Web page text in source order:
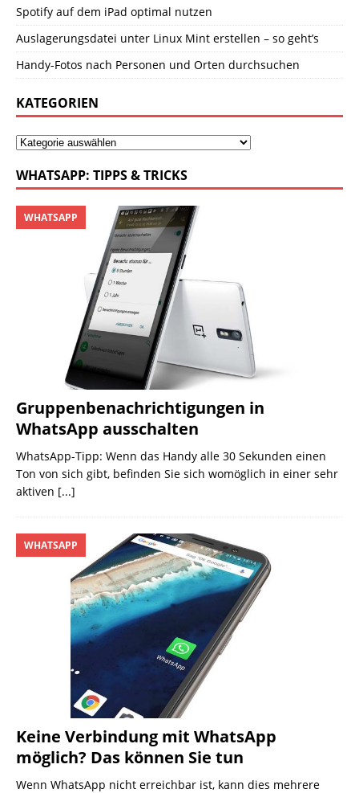
Spotify auf dem iPad optimal nutzen
Auslagerungsdatei unter Linux Mint erstellen – so geht’s
Handy-Fotos nach Personen und Orten durchsuchen
KATEGORIEN
WHATSAPP: TIPPS & TRICKS
Gruppenbenachrichtigungen in
WhatsApp ausschalten
WHATSAPP
WhatsApp-Tipp: Wenn das Handy alle 30 Sekunden einen
Ton von sich gibt, befinden Sie sich womöglich in einer sehr
aktiven [...]
Keine Verbindung mit WhatsApp
möglich? Das können Sie tun
WHATSAPP
Wenn WhatsApp nicht erreichbar ist, kann dies mehrere